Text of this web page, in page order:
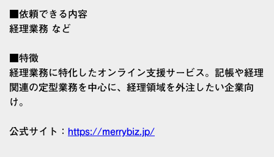
■依頼できる内容
経理業務 など
■特徴
経理業務に特化したオンライン支援サービス。記帳や経理
関連の定型業務を中心に、経理領域を外注したい企業向
け。
公式サイト： https://merrybiz.jp/